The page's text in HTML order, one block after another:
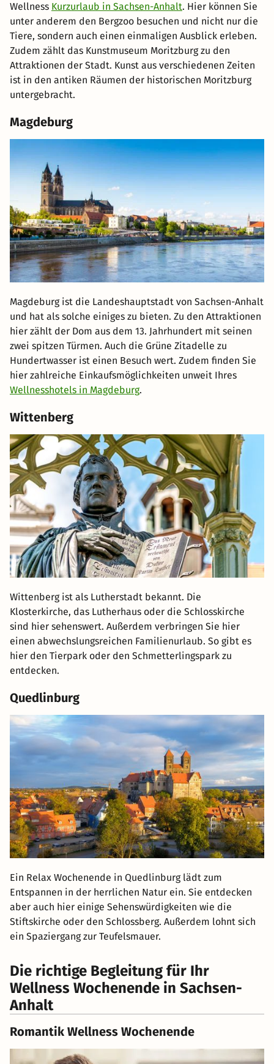
Wellness Kurzurlaub in Sachsen-Anhalt. Hier können Sie
unter anderem den Bergzoo besuchen und nicht nur die
Tiere, sondern auch einen einmaligen Ausblick erleben.
Zudem zählt das Kunstmuseum Moritzburg zu den
Attraktionen der Stadt. Kunst aus verschiedenen Zeiten
ist in den antiken Räumen der historischen Moritzburg
untergebracht.
Magdeburg
Magdeburg ist die Landeshauptstadt von Sachsen-Anhalt
und hat als solche einiges zu bieten. Zu den Attraktionen
hier zählt der Dom aus dem 13. Jahrhundert mit seinen
zwei spitzen Türmen. Auch die Grüne Zitadelle zu
Hundertwasser ist einen Besuch wert. Zudem finden Sie
hier zahlreiche Einkaufsmöglichkeiten unweit Ihres
Wellnesshotels in Magdeburg.
Wittenberg
Wittenberg ist als Lutherstadt bekannt. Die
Klosterkirche, das Lutherhaus oder die Schlosskirche
sind hier sehenswert. Außerdem verbringen Sie hier
einen abwechslungsreichen Familienurlaub. So gibt es
hier den Tierpark oder den Schmetterlingspark zu
entdecken.
Quedlinburg
Ein Relax Wochenende in Quedlinburg lädt zum
Entspannen in der herrlichen Natur ein. Sie entdecken
aber auch hier einige Sehenswürdigkeiten wie die
Stiftskirche oder den Schlossberg. Außerdem lohnt sich
ein Spaziergang zur Teufelsmauer.
Die richtige Begleitung für Ihr
Wellness Wochenende in Sachsen-
Anhalt
Romantik Wellness Wochenende